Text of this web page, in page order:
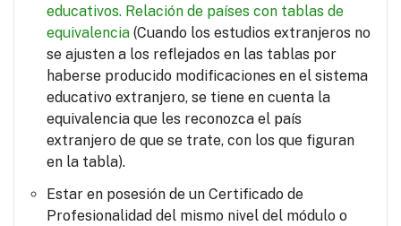
educativos. Relación de países con tablas de
equivalencia (Cuando los estudios extranjeros no
se ajusten a los reflejados en las tablas por
haberse producido modificaciones en el sistema
educativo extranjero, se tiene en cuenta la
equivalencia que les reconozca el país
extranjero de que se trate, con los que figuran
en la tabla).
Estar en posesión de un Certificado de
Profesionalidad del mismo nivel del módulo o